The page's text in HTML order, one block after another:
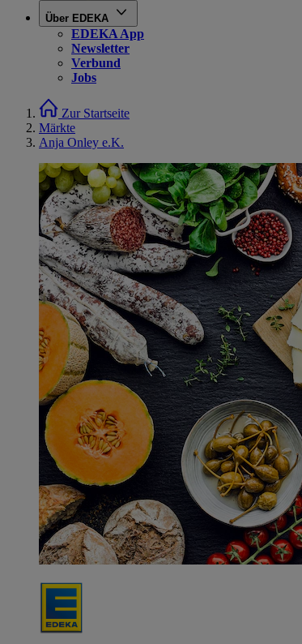
Über EDEKA
EDEKA App
Newsletter
Verbund
Jobs
Zur Startseite
Märkte
Anja Onley e.K.